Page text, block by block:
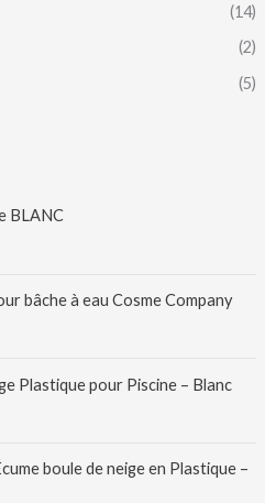
(14)
(2)
(5)
BLANC
bâche à eau Cosme Company
Plastique pour Piscine – Blanc
boule de neige en Plastique –